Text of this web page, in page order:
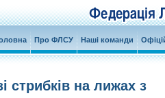
Про ФЛСУ Наші команди
стрибків на лижах з